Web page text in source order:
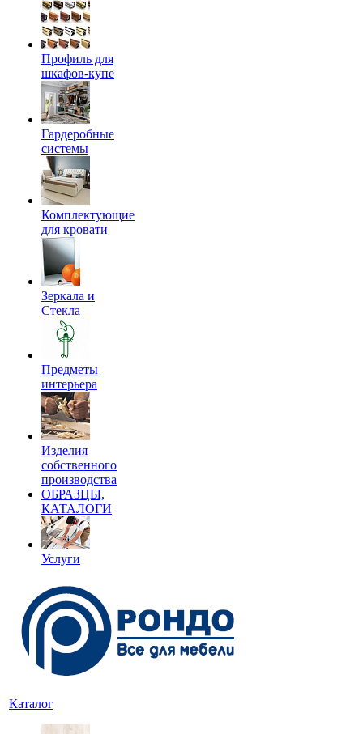
Профиль для
шкафов-купе
Гардеробные
системы
Комплектующие
для кровати
Зеркала и
Стекла
Предметы
интерьера
Изделия
собственного
производства
ОБРАЗЦЫ,
КАТАЛОГИ
Услуги
Каталог